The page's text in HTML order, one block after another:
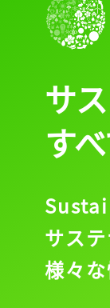
サ
す
サス
様々